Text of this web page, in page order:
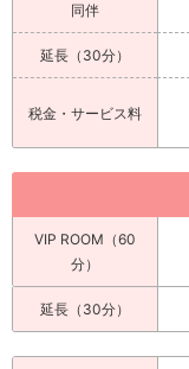
同伴
延長（30分）
税金・サービス料
VIP ROOM（60
分）
延長（30分）